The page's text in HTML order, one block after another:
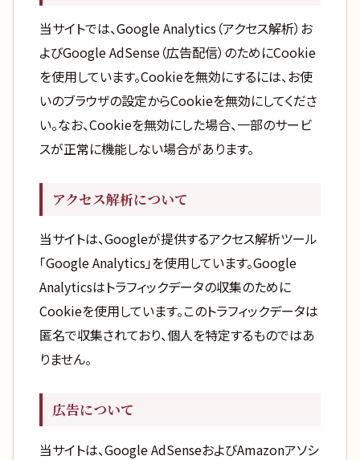
当サイトでは、Google Analytics（アクセス解析）お
よびGoogle AdSense（広告配信）のためにCookie
を使用しています。Cookieを無効にするには、お使
いのブラウザの設定からCookieを無効にしてくださ
い。なお、Cookieを無効にした場合、一部のサービ
スが正常に機能しない場合があります。
アクセス解析について
当サイトは、Googleが提供するアクセス解析ツール
「Google Analytics」を使用しています。Google
Analyticsはトラフィックデータの収集のために
Cookieを使用しています。このトラフィックデータは
匿名で収集されており、個人を特定するものではあ
りません。
広告について
当サイトは、Google AdSenseおよびAmazonアソシ